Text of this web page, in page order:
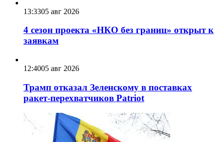
13:3305 авг 2026
4 сезон проекта «НКО без границ» открыт к
заявкам
12:4005 авг 2026
Трамп отказал Зеленскому в поставках
ракет-перехватчиков Patriot